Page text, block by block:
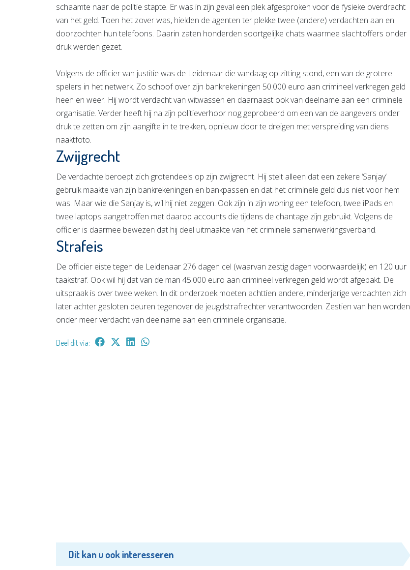
schaamte naar de politie stapte. Er was in zijn geval een plek afgesproken voor de fysieke overdracht
van het geld. Toen het zover was, hielden de agenten ter plekke twee (andere) verdachten aan en
doorzochten hun telefoons. Daarin zaten honderden soortgelijke chats waarmee slachtoffers onder
druk werden gezet.
Volgens de officier van justitie was de Leidenaar die vandaag op zitting stond, een van de grotere
spelers in het netwerk. Zo schoof over zijn bankrekeningen 50.000 euro aan crimineel verkregen geld
heen en weer. Hij wordt verdacht van witwassen en daarnaast ook van deelname aan een criminele
organisatie. Verder heeft hij na zijn politieverhoor nog geprobeerd om een van de aangevers onder
druk te zetten om zijn aangifte in te trekken, opnieuw door te dreigen met verspreiding van diens
naaktfoto.
Zwijgrecht
De verdachte beroept zich grotendeels op zijn zwijgrecht. Hij stelt alleen dat een zekere ‘Sanjay’
gebruik maakte van zijn bankrekeningen en bankpassen en dat het criminele geld dus niet voor hem
was. Maar wie die Sanjay is, wil hij niet zeggen. Ook zijn in zijn woning een telefoon, twee iPads en
twee laptops aangetroffen met daarop accounts die tijdens de chantage zijn gebruikt. Volgens de
officier is daarmee bewezen dat hij deel uitmaakte van het criminele samenwerkingsverband.
Strafeis
De officier eiste tegen de Leidenaar 276 dagen cel (waarvan zestig dagen voorwaardelijk) en 120 uur
taakstraf. Ook wil hij dat van de man 45.000 euro aan crimineel verkregen geld wordt afgepakt. De
uitspraak is over twee weken. In dit onderzoek moeten achttien andere, minderjarige verdachten zich
later achter gesloten deuren tegenover de jeugdstrafrechter verantwoorden. Zestien van hen worden
onder meer verdacht van deelname aan een criminele organisatie.
Deel dit via:
Dit kan u ook interesseren